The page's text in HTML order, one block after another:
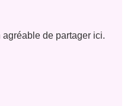
de partager ici.